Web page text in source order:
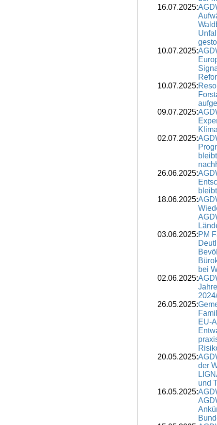
16.07.2025:
10.07.2025:
10.07.2025:
09.07.2025:
02.07.2025:
26.06.2025:
18.06.2025:
03.06.2025:PM
bei
02.06.2025:
26.05.2025:
EU-
20.05.2025:
der
und
16.05.2025: